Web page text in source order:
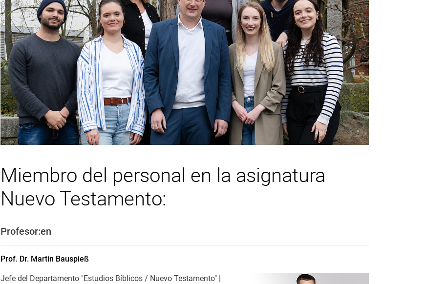
Miembro del personal en la asignatura
Nuevo Testamento:
Profesor:en
Prof. Dr. Martin Bauspieß
Jefe del Departamento "Estudios Bíblicos / Nuevo Testamento" |